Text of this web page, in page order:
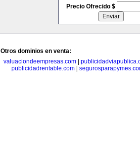
Precio Ofrecido $
Otros dominios en venta:
valuaciondeempresas.com|
publicidadrentable.com